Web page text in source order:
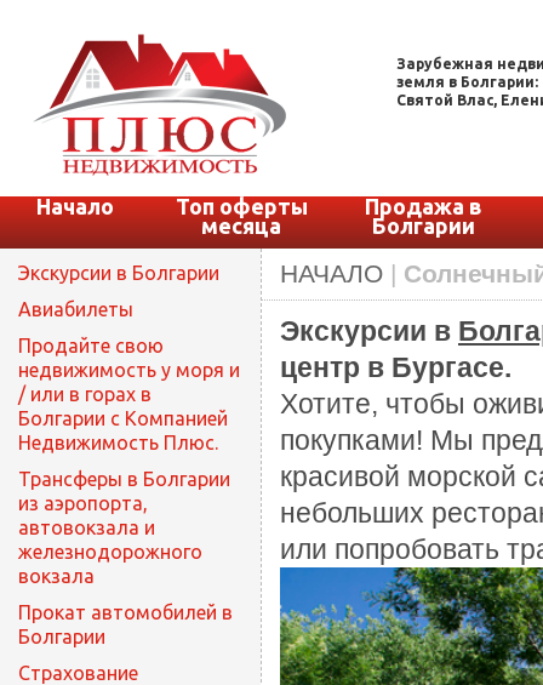
Зарубежная
земля в
Святой Влас,
Начало
Топ оферты
месяца
Продажа в
Болгарии
Экскурсии в Болгарии
Авиабилеты
Продайте свою
недвижимость у моря и
/ или в горах в
Болгарии с Компанией
Недвижимость Плюс.
Трансферы в Болгарии
из аэропорта,
автовокзала и
железнодорожного
вокзала
Прокат автомобилей в
Болгарии
Cтрахование
НАЧАЛО |
Экскурсии в
центр в Бургасе.
Хотите, чтобы
покупками! Мы
красивой морской
небольших
или попробовать